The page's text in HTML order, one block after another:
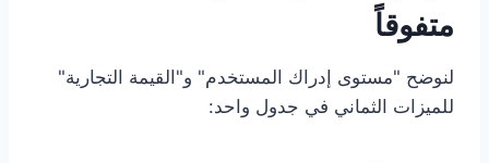
متفوقاً
لنوضح "مستوى إدراك المستخدم" و"القيمة التجارية"
للميزات الثماني في جدول واحد: